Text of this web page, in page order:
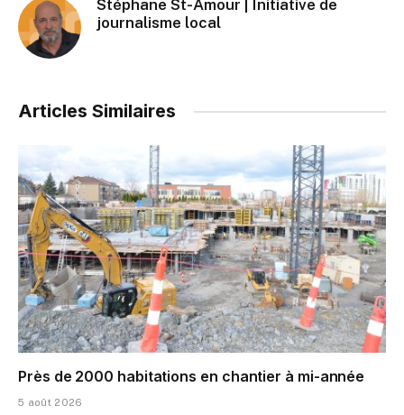
Stéphane St-Amour | Initiative de
journalisme local
Articles Similaires
Près de 2000 habitations en chantier à mi-année
5 août 2026